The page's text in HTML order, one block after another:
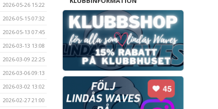
2026-05-26 15:22
2026-05-15 07:32
2026-05-13 07:45
2026-03-13 13:08
2026-03-09 22:25
2026-03-06 09:13
2026-03-02 13:02
2026-02-27 21:00